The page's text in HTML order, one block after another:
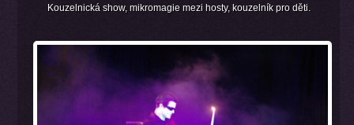
Kouzelnická show, mikromagie mezi hosty, kouzelník pro děti.